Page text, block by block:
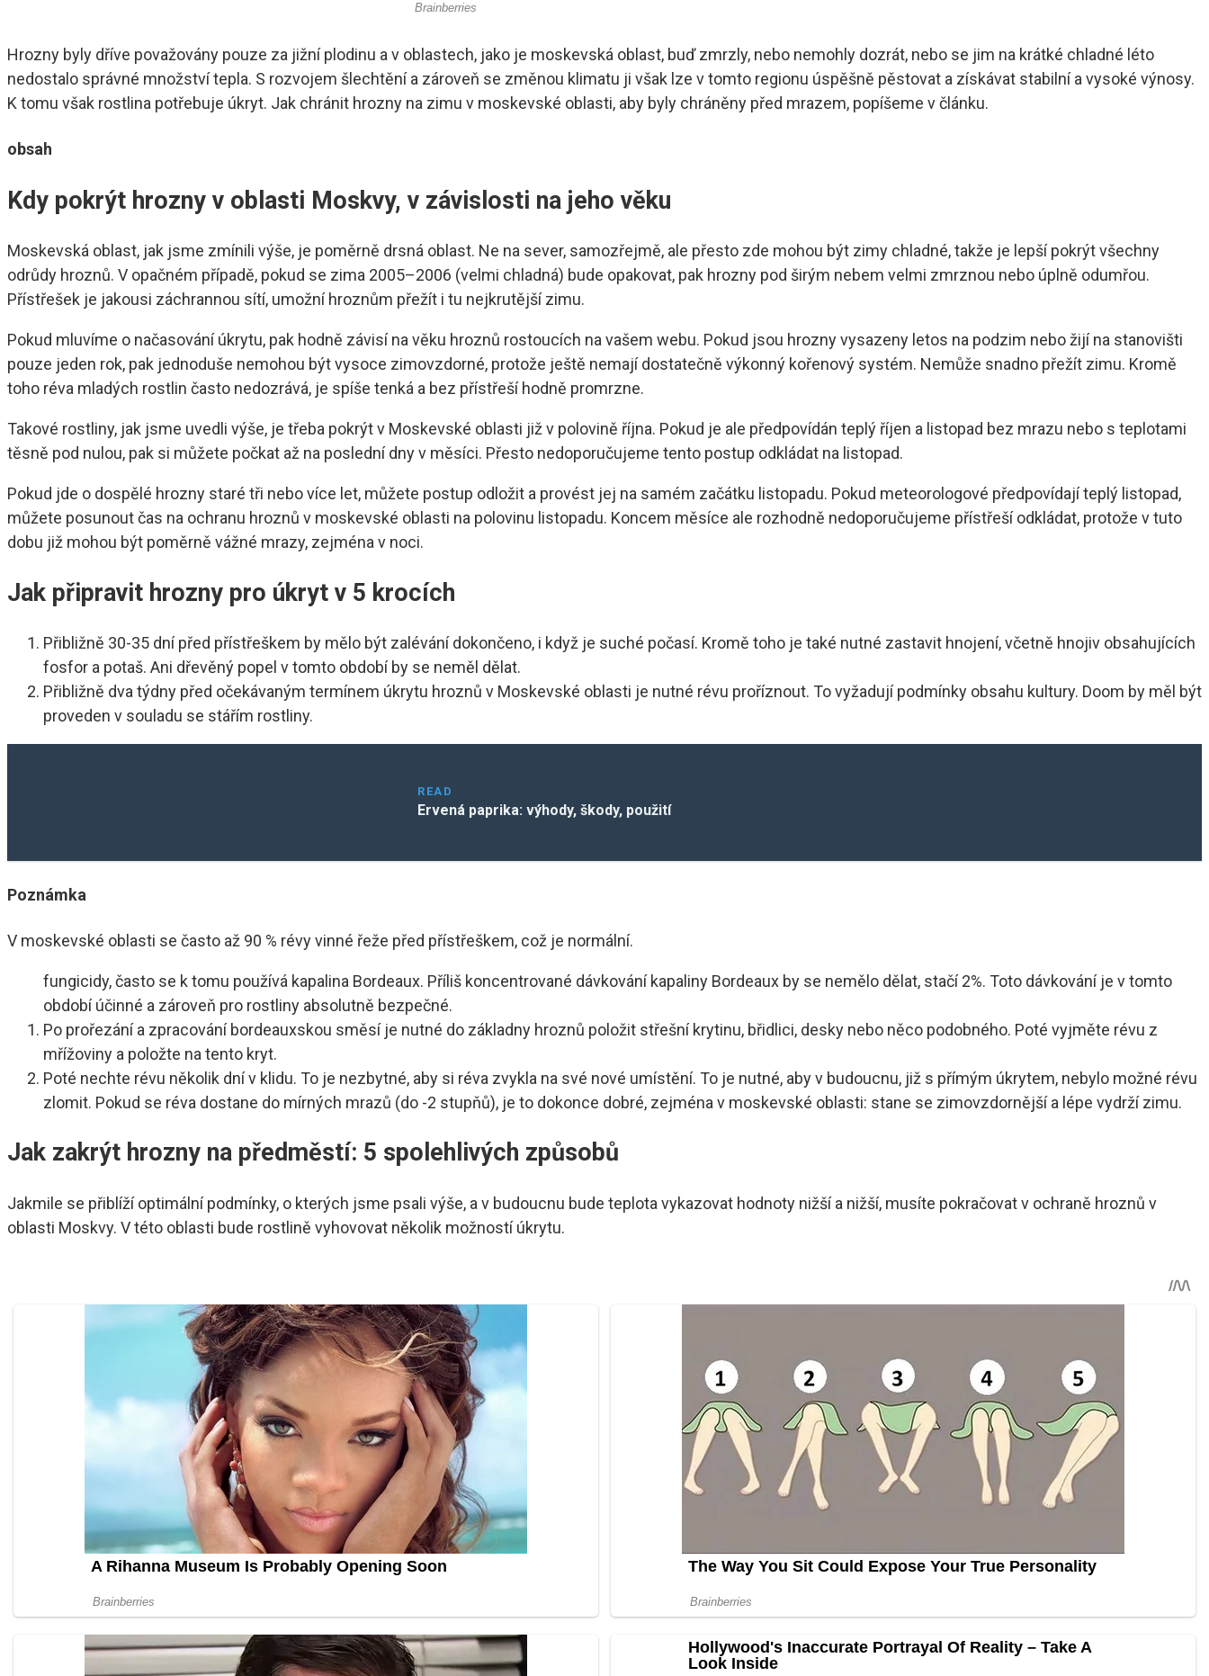
Hrozny byly dříve považovány pouze za jižní plodinu a v oblastech, jako je moskevská oblast, buď zmrzly, nebo nemohly dozrát, nebo se jim na krátké chladné léto
nedostalo správné množství tepla. S rozvojem šlechtění a zároveň se změnou klimatu ji však lze v tomto regionu úspěšně pěstovat a získávat stabilní a vysoké výnosy.
K tomu však rostlina potřebuje úkryt. Jak chránit hrozny na zimu v moskevské oblasti, aby byly chráněny před mrazem, popíšeme v článku.
obsah
Kdy pokrýt hrozny v oblasti Moskvy, v závislosti na jeho věku
Moskevská oblast, jak jsme zmínili výše, je poměrně drsná oblast. Ne na sever, samozřejmě, ale přesto zde mohou být zimy chladné, takže je lepší pokrýt všechny
odrůdy hroznů. V opačném případě, pokud se zima 2005–2006 (velmi chladná) bude opakovat, pak hrozny pod širým nebem velmi zmrznou nebo úplně odumřou.
Přístřešek je jakousi záchrannou sítí, umožní hroznům přežít i tu nejkrutější zimu.
Pokud mluvíme o načasování úkrytu, pak hodně závisí na věku hroznů rostoucích na vašem webu. Pokud jsou hrozny vysazeny letos na podzim nebo žijí na stanovišti
pouze jeden rok, pak jednoduše nemohou být vysoce zimovzdorné, protože ještě nemají dostatečně výkonný kořenový systém. Nemůže snadno přežít zimu. Kromě
toho réva mladých rostlin často nedozrává, je spíše tenká a bez přístřeší hodně promrzne.
Takové rostliny, jak jsme uvedli výše, je třeba pokrýt v Moskevské oblasti již v polovině října. Pokud je ale předpovídán teplý říjen a listopad bez mrazu nebo s teplotami
těsně pod nulou, pak si můžete počkat až na poslední dny v měsíci. Přesto nedoporučujeme tento postup odkládat na listopad.
Pokud jde o dospělé hrozny staré tři nebo více let, můžete postup odložit a provést jej na samém začátku listopadu. Pokud meteorologové předpovídají teplý listopad,
můžete posunout čas na ochranu hroznů v moskevské oblasti na polovinu listopadu. Koncem měsíce ale rozhodně nedoporučujeme přístřeší odkládat, protože v tuto
dobu již mohou být poměrně vážné mrazy, zejména v noci.
Jak připravit hrozny pro úkryt v 5 krocích
Přibližně 30-35 dní před přístřeškem by mělo být zalévání dokončeno, i když je suché počasí. Kromě toho je také nutné zastavit hnojení, včetně hnojiv obsahujících
fosfor a potaš. Ani dřevěný popel v tomto období by se neměl dělat.
Přibližně dva týdny před očekávaným termínem úkrytu hroznů v Moskevské oblasti je nutné révu proříznout. To vyžadují podmínky obsahu kultury. Doom by měl být
proveden v souladu se stářím rostliny.
READ
Ervená paprika: výhody, škody, použití
Poznámka
V moskevské oblasti se často až 90 % révy vinné řeže před přístřeškem, což je normální.
fungicidy, často se k tomu používá kapalina Bordeaux. Příliš koncentrované dávkování kapaliny Bordeaux by se nemělo dělat, stačí 2%. Toto dávkování je v tomto
období účinné a zároveň pro rostliny absolutně bezpečné.
Po prořezání a zpracování bordeauxskou směsí je nutné do základny hroznů položit střešní krytinu, břidlici, desky nebo něco podobného. Poté vyjměte révu z
mřížoviny a položte na tento kryt.
Poté nechte révu několik dní v klidu. To je nezbytné, aby si réva zvykla na své nové umístění. To je nutné, aby v budoucnu, již s přímým úkrytem, ​​nebylo možné révu
zlomit. Pokud se réva dostane do mírných mrazů (do -2 stupňů), je to dokonce dobré, zejména v moskevské oblasti: stane se zimovzdornější a lépe vydrží zimu.
Jak zakrýt hrozny na předměstí: 5 spolehlivých způsobů
Jakmile se přiblíží optimální podmínky, o kterých jsme psali výše, a v budoucnu bude teplota vykazovat hodnoty nižší a nižší, musíte pokračovat v ochraně hroznů v
oblasti Moskvy. V této oblasti bude rostlině vyhovovat několik možností úkrytu.